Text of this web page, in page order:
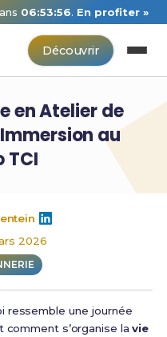
06:53:55. En profiter »
Découvrir
en Atelier de
au
TCI
2026
ressemble une journée
comment s’organise lavie